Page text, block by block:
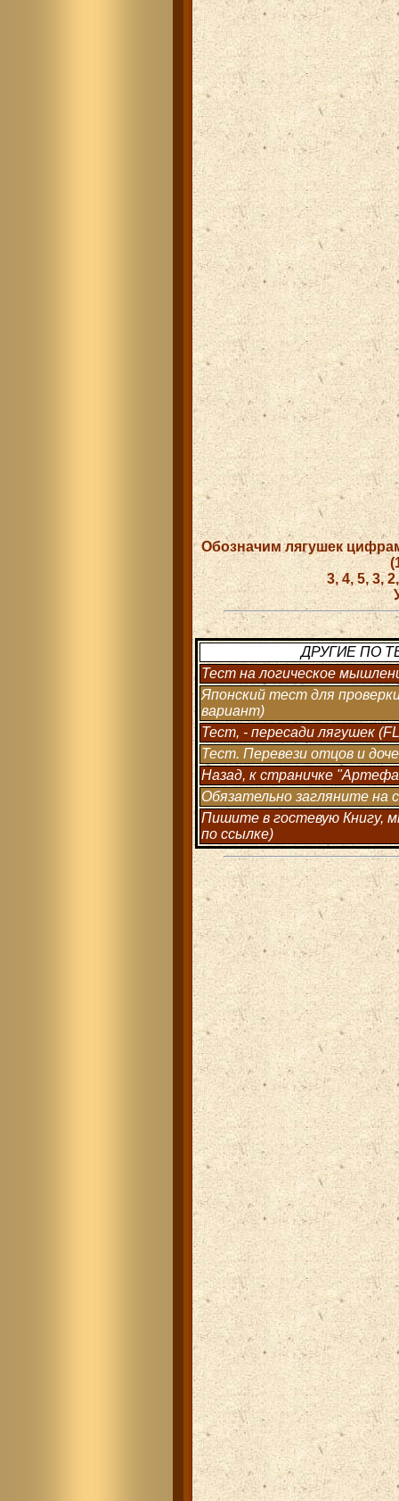
Обозначим лягушек
3, 4, 5, 3,
ДРУГИЕ ПО
Тест на логическое
Японский тест для
вариант)
Тест, - пересади лягушек
Тест. Перевези отцов и
Назад, к страничке
Обязательно загляните на
Пишите в гостевую Книгу,
по ссылке)